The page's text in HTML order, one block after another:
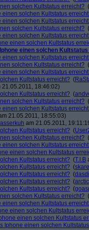
solchen Kultstatus erreicht? (
einen solchen Kultstatus
einen solchen Kultstatus
solchen Kultstatus erreicht? (
einen solchen Kultstatus
einen solchen Kultstatus
einen solchen
einen solchen Kultstatus
solchen Kultstatus erreicht? (
einen solchen Kultstatus
Kultstatus erreicht? (
21.05.2011, 18:46:02)
Kultstatus erreicht? (
solchen Kultstatus erreicht? (
einen solchen Kultstatus
21.05.2011, 18:55:03)
am 21.05.2011,
Kultstatus erreicht? (
solchen Kultstatus erreicht? (
einen solchen Kultstatus
einen solchen Kultstatus
Kultstatus erreicht? (T.I.B
Kultstatus erreicht? (
Kultstatus erreicht? (
Kultstatus erreicht? (arctic
Kultstatus erreicht? (
solchen Kultstatus erreicht? (
einen solchen Kultstatus
einen solchen Kultstatus
einen solchen Kultstatus
Iphone einen solchen